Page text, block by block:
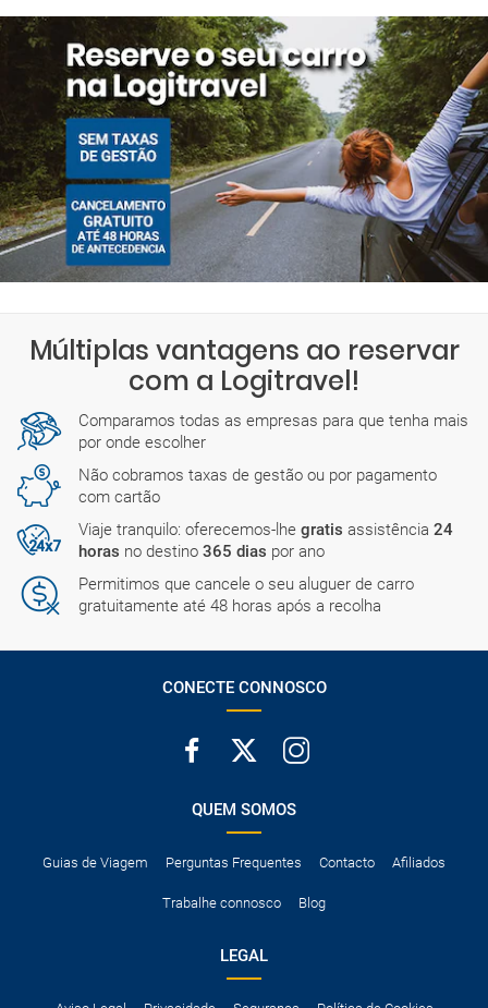
quinta-feira: 00:01-23:59
sexta-feira: 00:01-23:59
sábado: 00:01-23:59
Há também empresas com escritórios abertos todo o dia.
Encontrará mais detalhes sobre os horários exatos durante o
processo de reserva.
Múltiplas vantagens ao reservar
com a Logitravel!
Comparamos todas as empresas para que tenha mais
por onde escolher
Não cobramos taxas de gestão ou por pagamento
com cartão
Viaje tranquilo: oferecemos-lhe gratis assistência 24
horas no destino 365 dias por ano
Permitimos que cancele o seu aluguer de carro
gratuitamente até 48 horas após a recolha
CONECTE CONNOSCO
QUEM SOMOS
Guias de Viagem Perguntas Frequentes Contacto Afiliados
Trabalhe connosco Blog
LEGAL